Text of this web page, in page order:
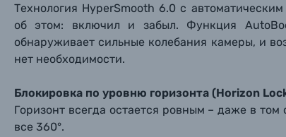
Технология HyperSmooth 6.0 с
об этом: включил и забыл. Функция
обнаруживает сильные колебания камеры, и
нет необходимости.
Блокировка по уровню горизонта (Horizon
Горизонт всегда остается ровным – даже в
все 360°.